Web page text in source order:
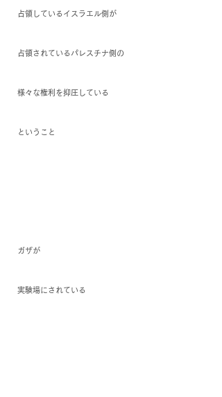
占領しているイスラエル側が
占領されているパレスチナ側の
様々な権利を抑圧している
ということ
ガザが
実験場にされている